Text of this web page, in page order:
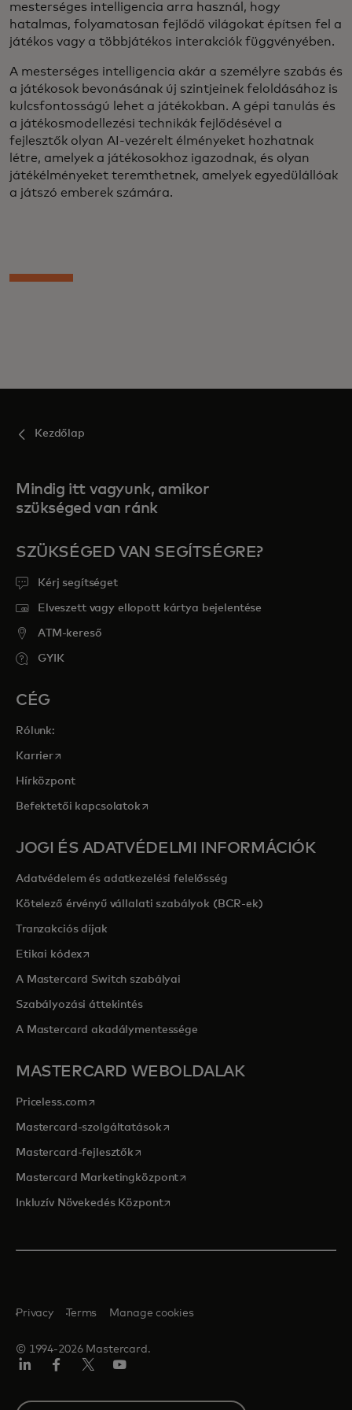
mesterséges intelligencia arra használ, hogy
hatalmas, folyamatosan fejlődő világokat építsen fel a
játékos vagy a többjátékos interakciók függvényében.
A mesterséges intelligencia akár a személyre szabás és
a játékosok bevonásának új szintjeinek feloldásához is
kulcsfontosságú lehet a játékokban. A gépi tanulás és
a játékosmodellezési technikák fejlődésével a
fejlesztők olyan AI-vezérelt élményeket hozhatnak
létre, amelyek a játékosokhoz igazodnak, és olyan
játékélményeket teremthetnek, amelyek egyedülállóak
a játszó emberek számára.
Kezdőlap
Mindig itt vagyunk, amikor
szükséged van ránk
SZÜKSÉGED VAN SEGÍTSÉGRE?
Kérj segítséget
Elveszett vagy ellopott kártya bejelentése
ATM-kereső
GYIK
CÉG
Rólunk:
Karrieropens in a new tab
Hírközpont
Befektetői kapcsolatokopens in a new tab
JOGI ÉS ADATVÉDELMI INFORMÁCIÓK
Adatvédelem és adatkezelési felelősség
Kötelező érvényű vállalati szabályok (BCR-ek)
Tranzakciós díjak
Etikai kódexopens in a new tab
A Mastercard Switch szabályai
Szabályozási áttekintés
A Mastercard akadálymentessége
MASTERCARD WEBOLDALAK
Priceless.com opens in a new tab
Mastercard-szolgáltatásokopens in a new tab
Mastercard-fejlesztők opens in a new tab
Mastercard Marketingközpontopens in a new tab
Inkluzív Növekedés Központopens in a new tab
© 1994-2026 Mastercard.
Privacy Terms Manage cookies
Select